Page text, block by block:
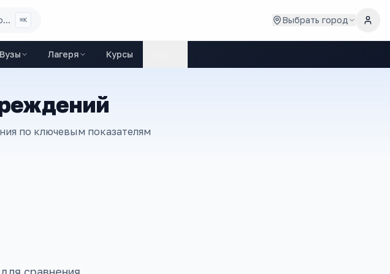
⌘K Выбрать город
Вузы Лагеря Курсы
по ключевым показателям